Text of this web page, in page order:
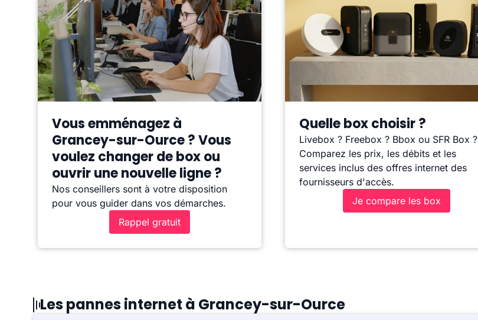
Vous emménagez à
Grancey-sur-Ource ? Vous
voulez changer de box ou
ouvrir une nouvelle ligne ?
Nos conseillers sont à votre disposition
pour vous guider dans vos démarches.
Rappel gratuit
Quelle box choisir ?
Livebox ? Freebox ? Bbox ou SFR Box ?
Comparez les prix, les débits et les
services inclus des offres internet des
fournisseurs d'accès.
Je compare les box
Les pannes internet à Grancey-sur-Ource